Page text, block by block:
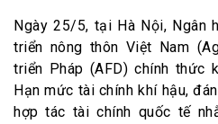
Ngày 25/5, tại Hà Nội, Ngân
triển nông thôn Việt Nam
triển Pháp (AFD) chính thức
Hạn mức tài chính khí hậu,
hợp tác tài chính quốc tế